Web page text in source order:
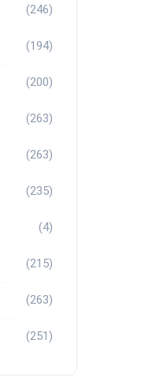
(246)
(194)
(200)
(263)
(263)
(235)
(4)
(215)
(263)
(251)